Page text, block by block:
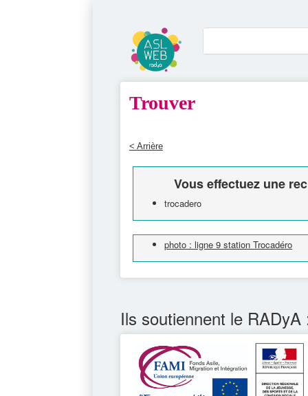
Trouver
< Arrière
Vous effectuez une
trocadero
photo : ligne 9 station Trocadéro
Ils soutiennent le RADyA